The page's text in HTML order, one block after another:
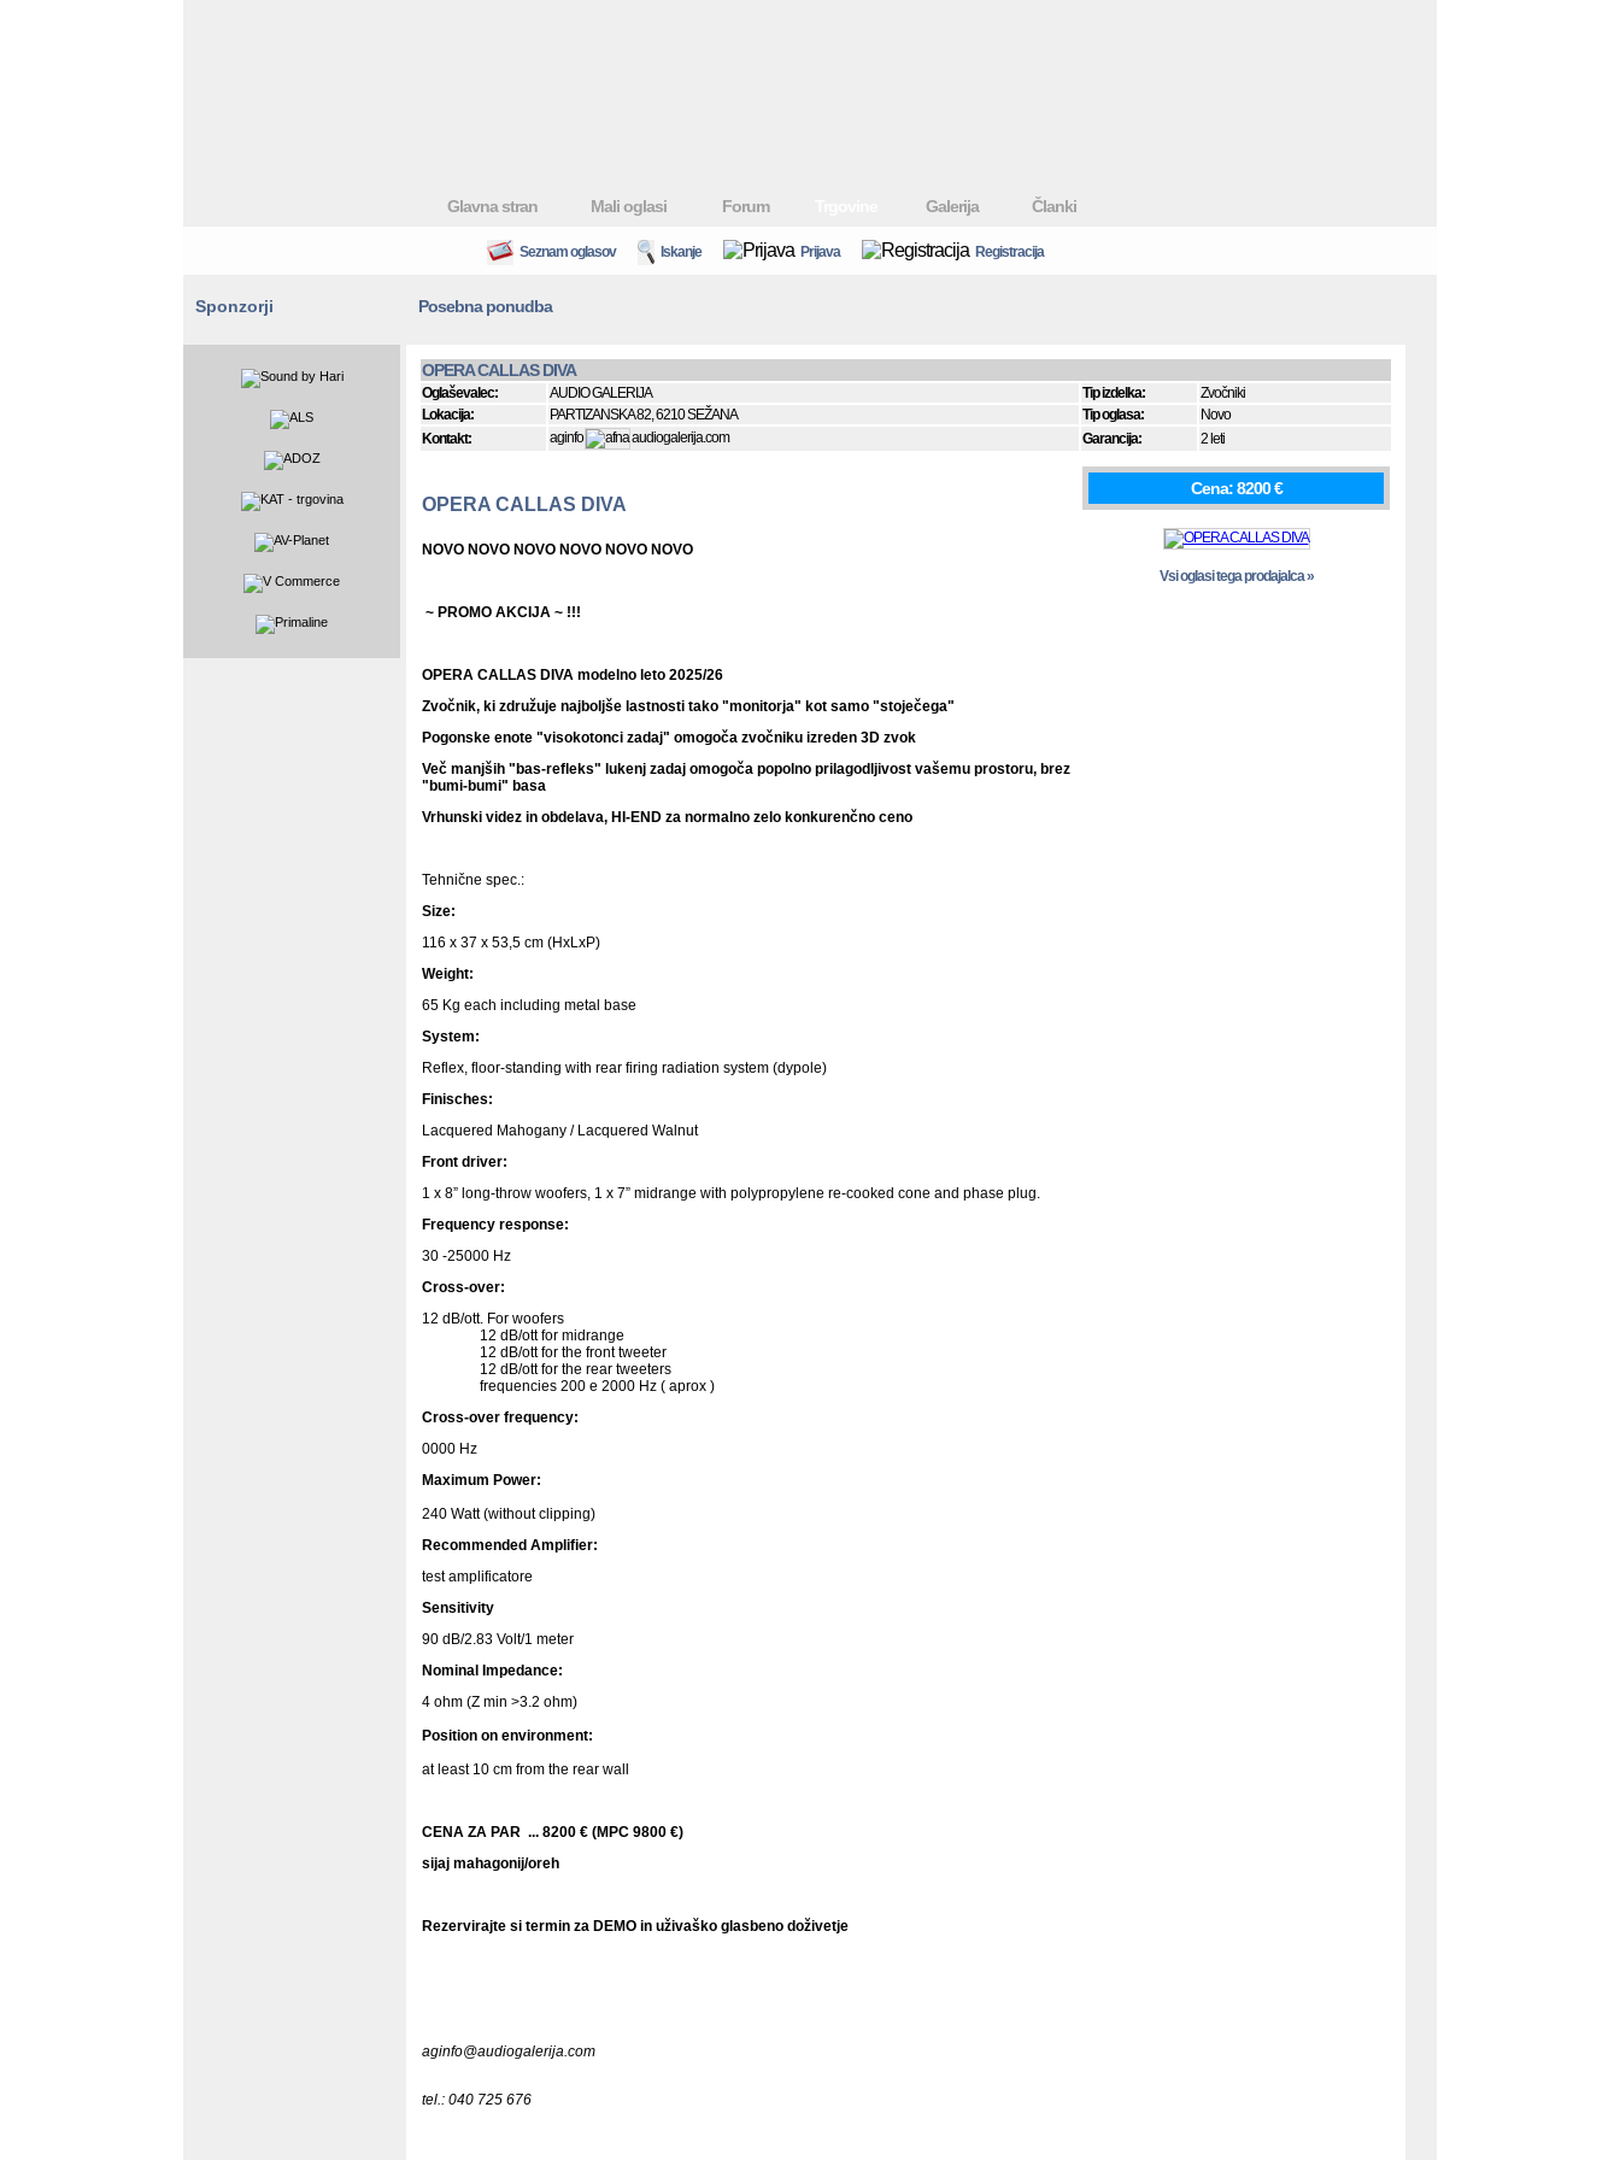
Glavna stran Mali oglasi Forum Galerija Članki
Seznam oglasov Iskanje Prijava Registracija
Sponzorji Posebna ponudba
OPERA CALLAS DIVA
Oglaševalec: AUDIO GALERIJA Tip izdelka:
Zvočniki
Lokacija:
PARTIZANSKA 82, 6210 SEŽANA Tip oglasa:
Novo
Kontakt:
aginfo audiogalerija.com Garancija: 2 leti
OPERA CALLAS DIVA
Cena: 8200 €
NOVO NOVO NOVO NOVO NOVO NOVO
~ PROMO AKCIJA ~ !!!
OPERA CALLAS DIVA modelno leto 2025/26
Zvočnik, ki združuje najboljše lastnosti tako "monitorja" kot samo "stoječega"
Pogonske enote "visokotonci zadaj" omogoča zvočniku izreden 3D zvok
Več manjših "bas-refleks" lukenj zadaj omogoča popolno prilagodljivost vašemu prostoru, brez
"bumi-bumi" basa
Vrhunski videz in obdelava, HI-END za normalno zelo konkurenčno ceno
Tehnične spec.:
Size:
116 x 37 x 53,5 cm (HxLxP)
Weight:
65 Kg each including metal base
System:
Reflex, floor-standing with rear firing radiation system (dypole)
Finisches:
Lacquered Mahogany / Lacquered Walnut
Front driver:
1 x 8” long-throw woofers, 1 x 7” midrange with polypropylene re-cooked cone and phase plug.
Frequency response:
30 -25000 Hz
Cross-over:
12 dB/ott. For woofers
12 dB/ott for midrange
12 dB/ott for the front tweeter
12 dB/ott for the rear tweeters
frequencies 200 e 2000 Hz ( aprox )
Cross-over frequency:
0000 Hz
Maximum Power:
240 Watt (without clipping)
Recommended Amplifier:
test amplificatore
Sensitivity
90 dB/2.83 Volt/1 meter
Nominal Impedance:
4 ohm (Z min >3.2 ohm)
Position on environment:
at least 10 cm from the rear wall
CENA ZA PAR ... 8200 € (MPC 9800 €)
sijaj mahagonij/oreh
Rezervirajte si termin za DEMO in uživaško glasbeno doživetje
aginfo@audiogalerija.com
tel.: 040 725 676
Vsi oglasi tega prodajalca »